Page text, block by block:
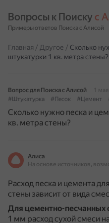
Вопросы к Поиску с
Примеры ответов Поиска с Алисой
Главная / Другое / Сколько
штукатурки 1 кв. метра стены?
Вопрос для Поиска с Алисой
1 мая
#Штукатурка
#Песок #Цемент
Сколько нужно песка и
кв. метра стены?
Алиса
Расход песка и цемента
стены зависит от вида
Для цементно-песчанных
1 мм расход сухой смеси